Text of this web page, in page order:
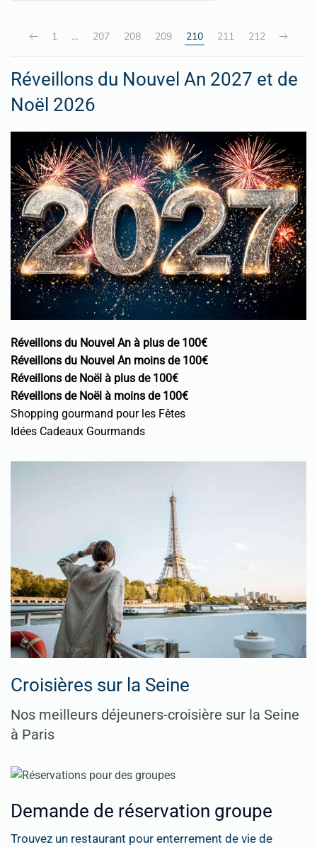
1 … 207 208 209 210 211 212
Réveillons du Nouvel An 2027 et de
Noël 2026
Réveillons du Nouvel An à plus de 100€
Réveillons du Nouvel An moins de 100€
Réveillons de Noël à plus de 100€
Réveillons de Noël à moins de 100€
Shopping gourmand pour les Fêtes
Idées Cadeaux Gourmands
Croisières sur la Seine
Nos meilleurs déjeuners-croisière sur la Seine
à Paris
Demande de réservation groupe
Trouvez un restaurant pour enterrement de vie de